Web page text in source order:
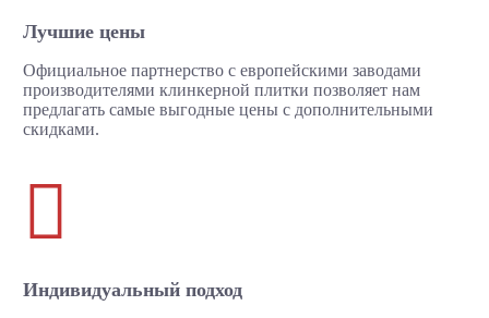
Лучшие цены
Официальное партнерство с европейскими заводами
производителями клинкерной плитки позволяет нам
предлагать самые выгодные цены с дополнительными
скидками.

Индивидуальный подход